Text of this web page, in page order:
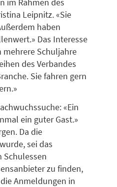
im Rahmen des
Leipnitz. «Sie
haben
Das Interesse
mehrere Schuljahre
des Verbandes
Sie fahren gern
«Ein
ein guter Gast.»
Da die
sei das
Schulessen
zu finden,
Anmeldungen in